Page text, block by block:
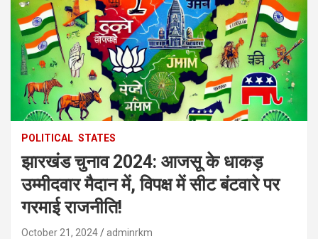
POLITICAL STATES
झारखंड चुनाव 2024: आजसू के धाकड़
उम्मीदवार मैदान में, विपक्ष में सीट बंटवारे पर
गरमाई राजनीति!
October 21, 2024 adminrkm